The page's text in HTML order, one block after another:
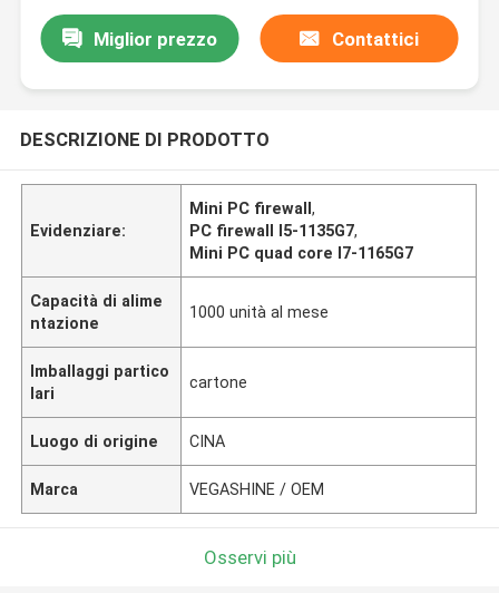
Miglior prezzo Contattici
DESCRIZIONE DI PRODOTTO
Evidenziare:
Mini PC firewall,
PC firewall I5-1135G7,
Mini PC quad core I7-1165G7
Capacità di alime
ntazione
1000 unità al mese
Imballaggi partico
lari
cartone
Luogo di origine CINA
Marca VEGASHINE / OEM
Osservi più